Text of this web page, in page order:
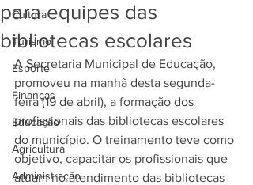
Cultura
Turismo
Esporte
Finanças
Educação
Agricultura
Administração
para equipes das
bibliotecas escolares
A Secretaria Municipal de Educação,
promoveu na manhã desta segunda-
feira (19 de abril), a formação dos
profissionais das bibliotecas escolares
do município. O treinamento teve como
objetivo, capacitar os profissionais que
atuam no atendimento das bibliotecas